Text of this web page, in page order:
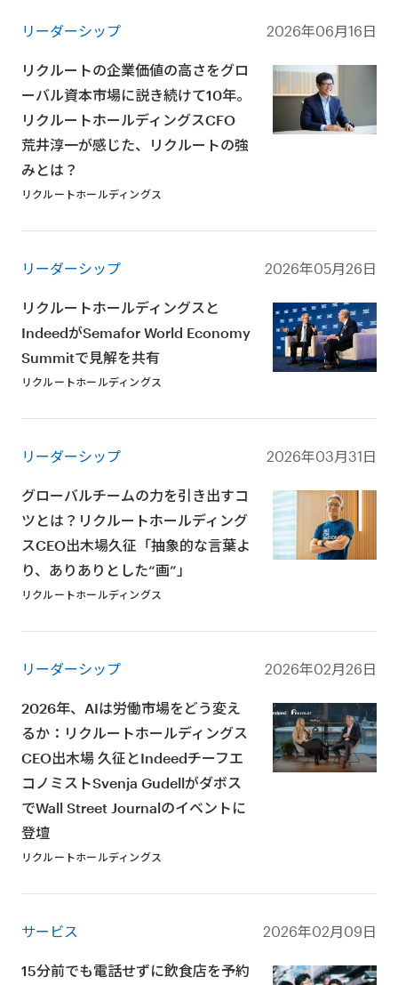
リーダーシップ 2026年06月16日
リクルートの企業価値の高さをグロ
ーバル資本市場に説き続けて10年。
リクルートホールディングスCFO
荒井淳一が感じた、リクルートの強
みとは？
リクルートホールディングス
リーダーシップ 2026年05月26日
リクルートホールディングスと
IndeedがSemafor World Economy
Summitで見解を共有
リクルートホールディングス
リーダーシップ 2026年03月31日
グローバルチームの力を引き出すコ
ツとは？リクルートホールディング
スCEO出木場久征「抽象的な言葉よ
り、ありありとした“画”」
リクルートホールディングス
リーダーシップ 2026年02月26日
2026年、AIは労働市場をどう変え
るか：リクルートホールディングス
CEO出⽊場 久征とIndeedチーフエ
コノミストSvenja Gudellがダボス
でWall Street Journalのイベントに
登壇
リクルートホールディングス
サービス 2026年02月09日
15分前でも電話せずに飲食店を予約
リーダーシップ
企業文化
サステナビリティ